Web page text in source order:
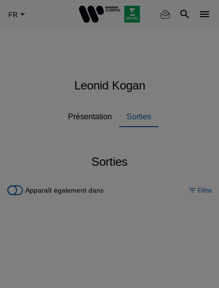
Leonid Kogan
Présentation Sorties
Sorties
Apparaît également dans Filtre